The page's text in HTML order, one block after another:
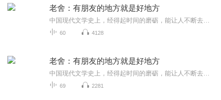
老舍：有朋友的地方就是好地方
60 4128
老舍：有朋友的地方就是好地方
69 2281